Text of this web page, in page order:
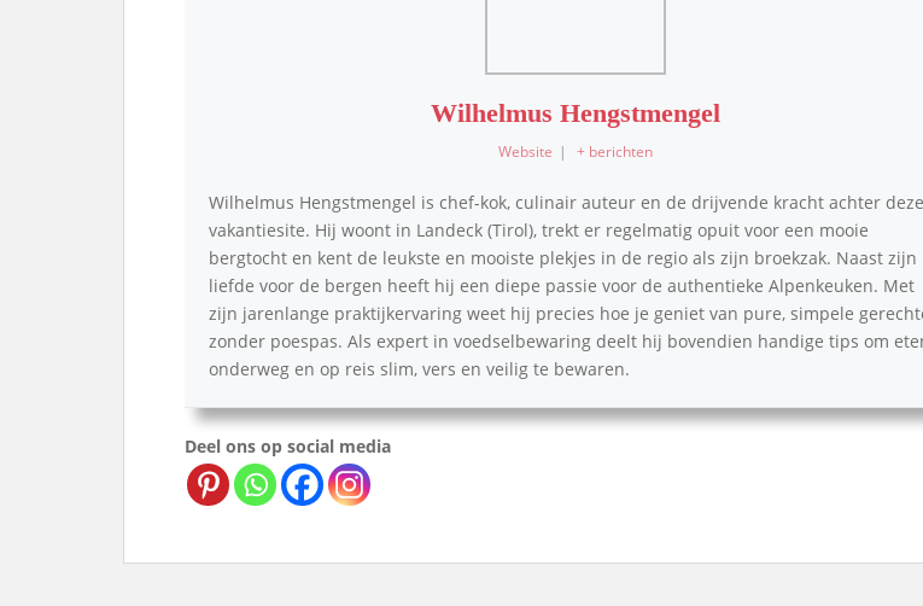
Wilhelmus Hengstmengel
Website | + berichten
Wilhelmus Hengstmengel is chef-kok, culinair auteur en de drijvende kracht achter deze
vakantiesite. Hij woont in Landeck (Tirol), trekt er regelmatig opuit voor een mooie
bergtocht en kent de leukste en mooiste plekjes in de regio als zijn broekzak. Naast zijn
liefde voor de bergen heeft hij een diepe passie voor de authentieke Alpenkeuken. Met
zijn jarenlange praktijkervaring weet hij precies hoe je geniet van pure, simpele
zonder poespas. Als expert in voedselbewaring deelt hij bovendien handige tips om
onderweg en op reis slim, vers en veilig te bewaren.
Deel ons op social media